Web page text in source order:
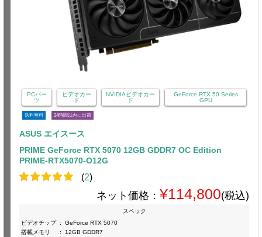
PCパー
ツ
ビデオカー
ド
NVIDIAビデオカー
ド
GeForce RTX 50 Series
GPU
送料無料 24時間以内に出荷
ASUS エイスース
PRIME GeForce RTX 5070 12GB GDDR7 OC Edition
PRIME-RTX5070-O12G
(2)
ネット価格： ¥114,800(税込)
スペック
ビデオチップ :
GeForce RTX 5070
搭載メモリ
: 12GB GDDR7